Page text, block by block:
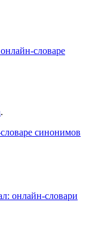
словаре
.
синонимов
онлайн-словари